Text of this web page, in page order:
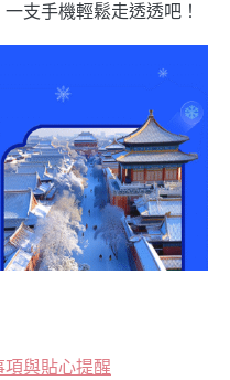
支手機輕鬆走透透吧！
與貼心提醒